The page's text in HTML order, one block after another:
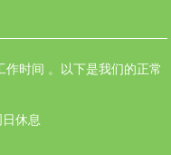
时间 。以下是我们的正常
休息